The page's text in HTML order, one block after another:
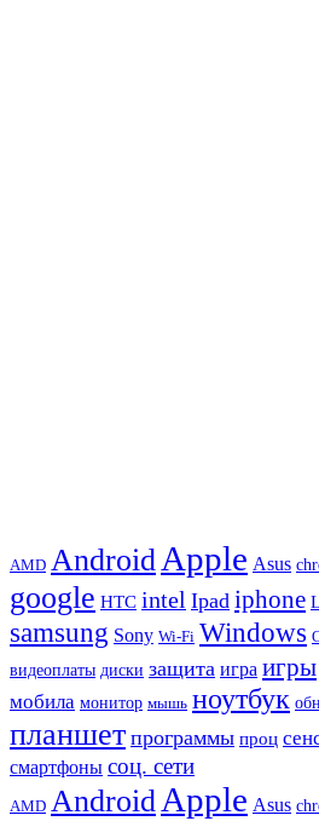
AMD Android Apple Asus
google HTC intel Ipad iphone
samsung Sony Wi-Fi Windows
видеоплаты диски защита игра игры
мобила монитор мышь ноутбук
планшет программы проц
смартфоны соц. сети
AMD Android Apple Asus